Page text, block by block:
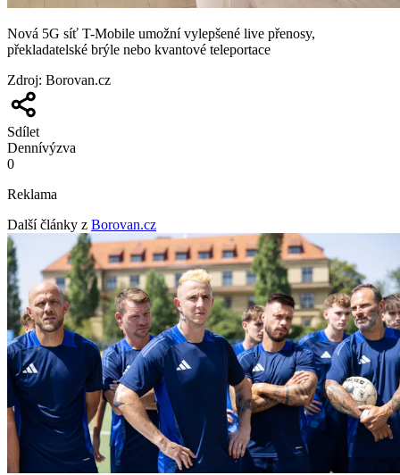
Nová 5G síť T-Mobile umožní vylepšené live přenosy,
překladatelské brýle nebo kvantové teleportace
Zdroj: Borovan.cz
Sdílet
Dennívýzva
0
Reklama
Další články z Borovan.cz